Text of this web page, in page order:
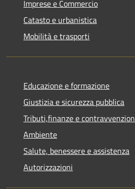
Imprese e Commercio
Catasto e urbanistica
Mobilità e trasporti
Educazione e formazione
Giustizia e sicurezza pubblica
Tributi,finanze e
Ambiente
Salute, benessere e assistenza
Autorizzazioni